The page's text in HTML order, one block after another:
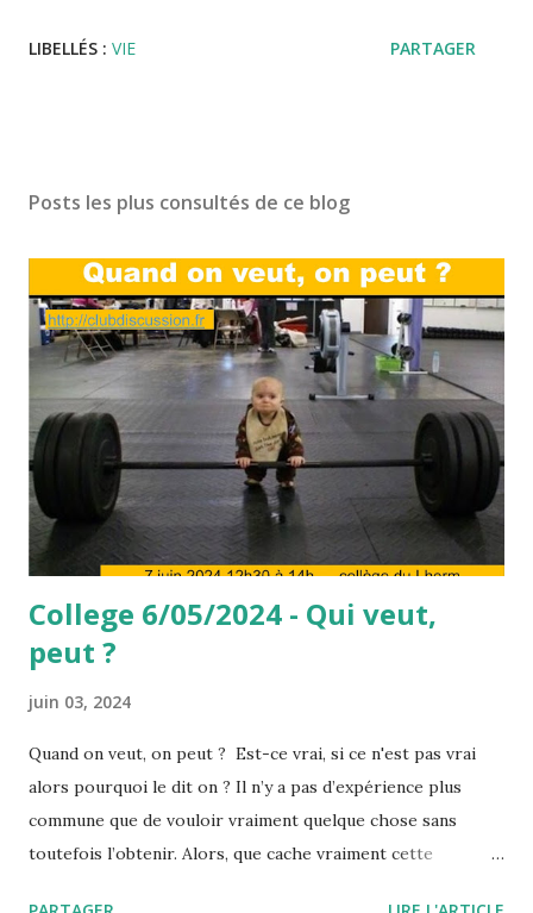
LIBELLÉS : VIE PARTAGER
Posts les plus consultés de ce blog
College 6/05/2024 - Qui veut,
peut ?
juin 03, 2024
Quand on veut, on peut ? Est-ce vrai, si ce n'est pas vrai
alors pourquoi le dit on ? Il n’y a pas d’expérience plus
commune que de vouloir vraiment quelque chose sans
toutefois l’obtenir. Alors, que cache vraiment cette